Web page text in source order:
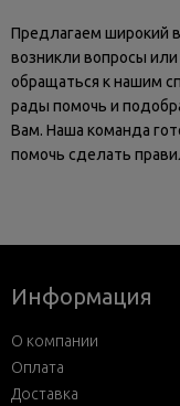
Предлагаем широкий
возникли вопросы
обращаться к нашим
рады помочь и
Вам. Наша команда
помочь сделать
Информация
О компании
Оплата
Доставка